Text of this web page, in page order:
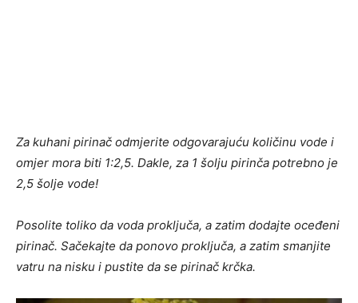
Za kuhani pirinač odmjerite odgovarajuću količinu vode i
omjer mora biti 1:2,5. Dakle, za 1 šolju pirinča potrebno je
2,5 šolje vode!
Posolite toliko da voda proključa, a zatim dodajte oceđeni
pirinač. Sačekajte da ponovo proključa, a zatim smanjite
vatru na nisku i pustite da se pirinač krčka.